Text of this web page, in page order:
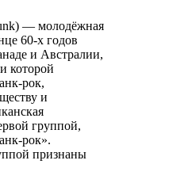
— молодёжная
60-х годов
и Австралии,
которой
рок,
и
группой,
рок».
признаны